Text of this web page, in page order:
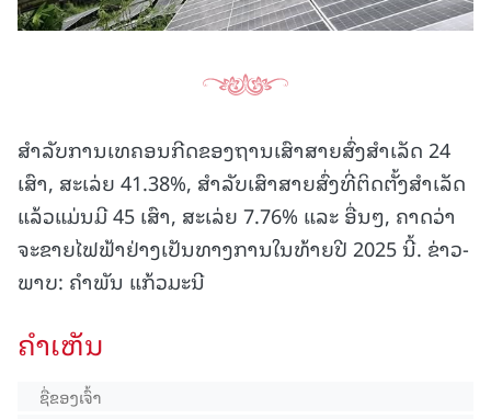
ສຳລັບການເທຄອນກີດຂອງຖານເສົາສາຍສົ່ງສຳເລັດ 24
ເສົາ, ສະເລ່ຍ 41.38%, ສຳລັບເສົາສາຍສົ່ງທີ່ຕິດຕັ້ງສຳເລັດ
ແລ້ວແມ່ນມີ 45 ເສົາ, ສະເລ່ຍ 7.76% ແລະ ອື່ນໆ, ຄາດວ່າ
ຈະຂາຍໄຟຟ້າຢ່າງເປັນທາງການໃນທ້າຍປີ 2025 ນີ້. ຂ່າວ-
ພາບ: ຄຳພັນ ແກ້ວມະນີ
ຄໍາເຫັນ